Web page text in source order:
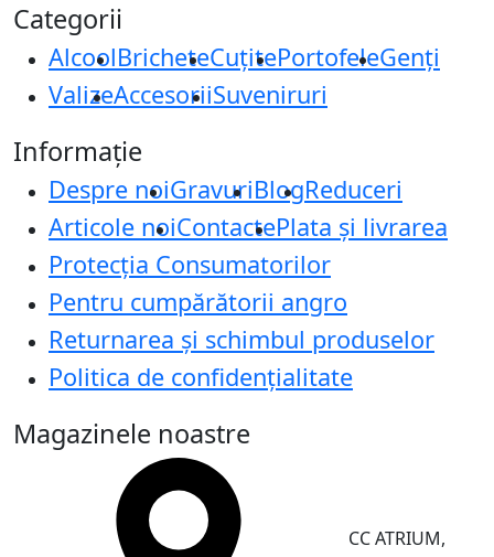
Categorii
AlcoolBricheteCuțitePortofeleGenți
ValizeAccesoriiSuveniruri
Informație
Despre noiGravuriBlogReduceri
Articole noiContactePlata și livrarea
Protecţia Consumatorilor
Pentru cumpărătorii angro
Returnarea și schimbul produselor
Politica de confidențialitate
Magazinele noastre
CC ATRIUM,